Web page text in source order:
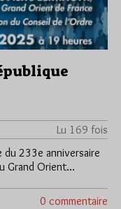
Lu 169 fois
du 233e anniversaire
Grand Orient…
0 commentaire